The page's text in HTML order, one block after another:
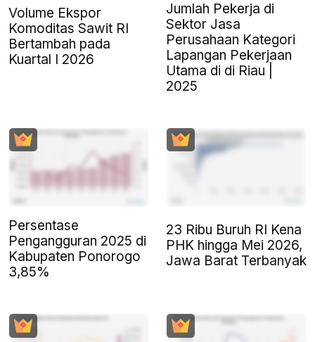
Volume Ekspor
Komoditas Sawit RI
Bertambah pada
Kuartal I 2026
Jumlah Pekerja di
Sektor Jasa
Perusahaan Kategori
Lapangan Pekerjaan
Utama di di Riau |
2025
Persentase
Pengangguran 2025 di
Kabupaten Ponorogo
3,85%
23 Ribu Buruh RI Kena
PHK hingga Mei 2026,
Jawa Barat Terbanyak